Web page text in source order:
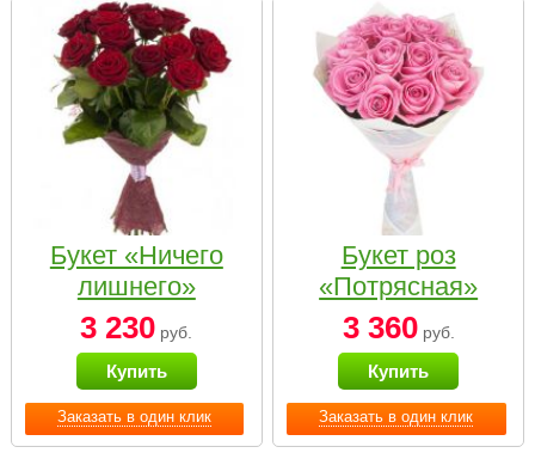
Заказать в один клик
Букет «Ничего
лишнего»
3 230 руб.
Купить
Заказать в один клик
Букет роз
«Потрясная»
3 360руб.
Купить